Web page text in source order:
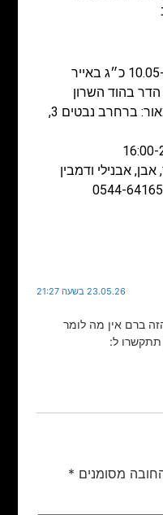
יושבים שבעה בבית משפחת מאור: ברחרב נבטים 3,
אבנילי ודמבין
23.05.26 בשעה 21:27
ברם אין מה לומר
ל:
מסומנים *